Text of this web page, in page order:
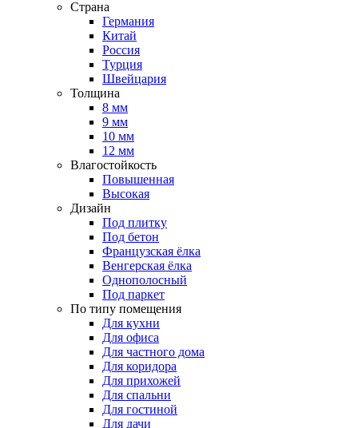
Страна
Германия
Китай
Россия
Турция
Швейцария
Толщина
8 мм
9 мм
10 мм
12 мм
Влагостойкость
Повышенная
Высокая
Дизайн
Под плитку
Под бетон
Французская ёлка
Венгерская ёлка
Однополосный
Под паркет
По типу помещения
Для кухни
Для офиса
Для частного дома
Для коридора
Для прихожей
Для спальни
Для гостиной
Для дачи